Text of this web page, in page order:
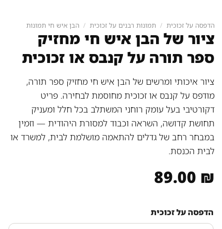
הדפסה על זכוכית / תמונות רבנים על זכוכית / הבן איש חי תמונות
ציור של הבן איש חי מחזיק
ספר תורה על קנבס או זכוכית
ציור איכותי ומרשים של הבן איש חי מחזיק ספר תורה,
מודפס על קנבס או זכוכית מחוסמת לבחירה. פריט
דקורטיבי בעל עומק רוחני המשתלב בכל חלל ומעניק
תחושת קדושה, השראה וכבוד למסורת היהודית — וזמין
במבחר רחב של גדלים להתאמה מושלמת לבית, למשרד או
לבית הכנסת.
89.00 ₪
הדפסה על זכוכית